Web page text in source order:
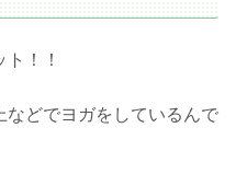
！！
などでヨガをしているんで